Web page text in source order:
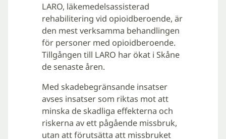
LARO, läkemedelsassisterad
rehabilitering vid opioidberoende, är
den mest verksamma behandlingen
för personer med opioidberoende.
Tillgången till LARO har ökat i Skåne
de senaste åren.
Med skadebegränsande insatser
avses insatser som riktas mot att
minska de skadliga effekterna och
riskerna av ett pågående missbruk,
utan att förutsätta att missbruket